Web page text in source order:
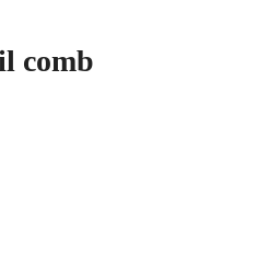
comb